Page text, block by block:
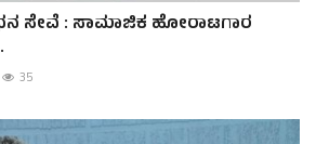
ಸೇವೆ : ಸಾಮಾಜಿಕ ಹೋರಾಟಗಾರ
35